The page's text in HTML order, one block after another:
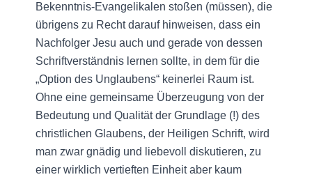
Bekenntnis-Evangelikalen stoßen (müssen), die
übrigens zu Recht darauf hinweisen, dass ein
Nachfolger Jesu auch und gerade von dessen
Schriftverständnis lernen sollte, in dem für die
„Option des Unglaubens“ keinerlei Raum ist.
Ohne eine gemeinsame Überzeugung von der
Bedeutung und Qualität der Grundlage (!) des
christlichen Glaubens, der Heiligen Schrift, wird
man zwar gnädig und liebevoll diskutieren, zu
einer wirklich vertieften Einheit aber kaum